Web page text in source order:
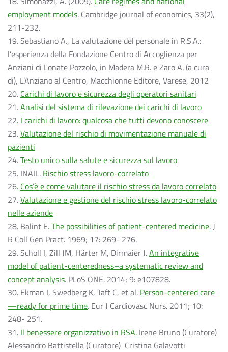
employment models. Cambridge journal of economics, 33(2),
211-232.
19. Sebastiano A., La valutazione del personale in R.S.A.:
l’esperienza della Fondazione Centro di Accoglienza per
Anziani di Lonate Pozzolo, in Madera M.R. e Zaro A. (a cura
di), L’Anziano al Centro, Macchionne Editore, Varese, 2012
20. Carichi di lavoro e sicurezza degli operatori sanitari
21.Analisi del sistema di rilevazione dei carichi di lavoro
22. I carichi di lavoro: qualcosa che tutti devono conoscere
23.Valutazione del rischio di movimentazione manuale di
pazienti
24.Testo unico sulla salute e sicurezza sul lavoro
25. INAIL. Rischio stress lavoro-correlato
26. Cos’è e come valutare il rischio stress da lavoro correlato
27.Valutazione e gestione del rischio stress lavoro-correlato
nelle aziende
28. Balint E.The possibilities of patient-centered medicine. J
R Coll Gen Pract. 1969; 17: 269- 276.
29. Scholl I, Zill JM, Härter M, Dirmaier J.An integrative
model of patient-centeredness–a systematic review and
concept analysis. PLoS ONE. 2014; 9: e107828.
30. Ekman I, Swedberg K, Taft C, et al. Person-centered care
—ready for prime time. Eur J Cardiovasc Nurs. 2011; 10:
248- 251.
31. Il benessere organizzativo in RSA. Irene Bruno (Curatore)
Alessandro Battistella (Curatore) Cristina Galavotti